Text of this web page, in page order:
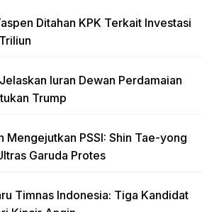
Ditahan KPK Terkait Investasi
Iuran Dewan Perdamaian
Trump
Mengejutkan PSSI: Shin Tae-yong
Garuda Protes
Timnas Indonesia: Tiga Kandidat